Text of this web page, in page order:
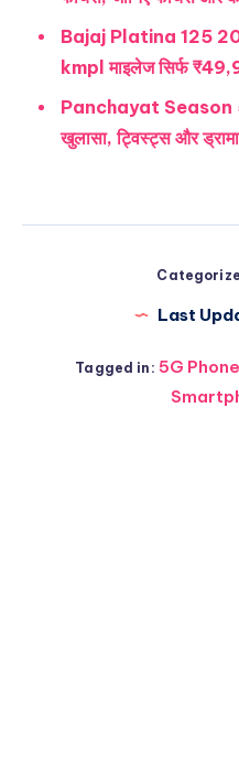
Bajaj Platina 125
kmpl माइलेज सिर्फ
Panchayat Season 5:
खुलासा, ट्विस्ट्स और
Last
Tagged in: 5G Phone